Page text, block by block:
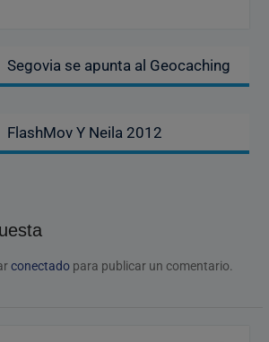
Entrada
anterior:
Segovia se apunta al Geocaching
Entrada
siguiente:
FlashMov Y Neila 2012
conectadopara publicar un comentario.